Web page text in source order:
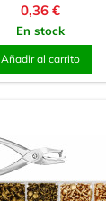
Precio
0,36 €
En stock
Añadir al carrito